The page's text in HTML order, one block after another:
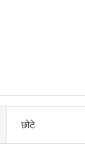
छोटे